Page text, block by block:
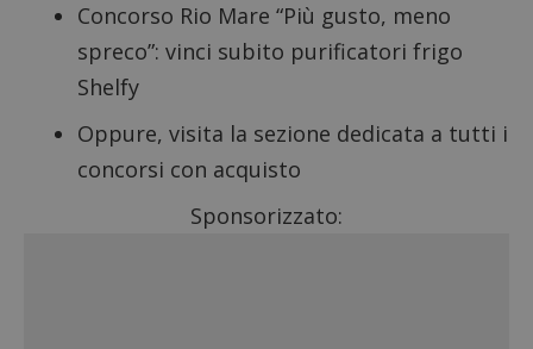
Concorso Rio Mare “Più gusto, meno
spreco”: vinci subito purificatori frigo
Shelfy
Oppure, visita la sezione dedicata a tutti i
concorsi con acquisto
Sponsorizzato: